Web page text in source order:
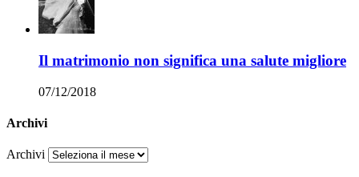
Il matrimonio non significa una salute migliore
07/12/2018
Archivi
Archivi